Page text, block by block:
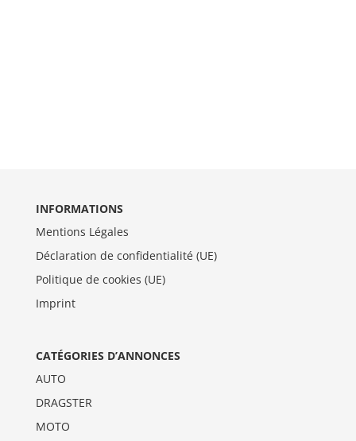
INFORMATIONS
Mentions Légales
Déclaration de confidentialité (UE)
Politique de cookies (UE)
Imprint
CATÉGORIES D’ANNONCES
AUTO
DRAGSTER
MOTO